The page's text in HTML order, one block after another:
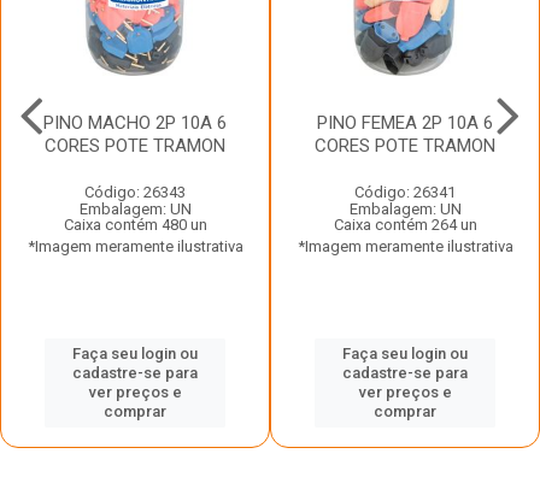
PINO MACHO 2P 10A 6
CORES POTE TRAMON
Código: 26343
Embalagem: UN
Caixa contém 480 un
*Imagem meramente ilustrativa
Faça seu login ou
cadastre-se para
ver preços e
comprar
PINO FEMEA 2P 10A 6
CORES POTE TRAMON
Código: 26341
Embalagem: UN
Caixa contém 264 un
*Imagem meramente ilustrativa
Faça seu login ou
cadastre-se para
ver preços e
comprar